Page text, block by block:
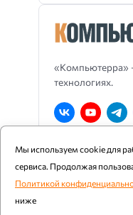
«Компьютерра»
технологиях.
О Компьютерре
Реклама
Мы используем cookie для
сервиса. Продолжая
Политикой
ниже